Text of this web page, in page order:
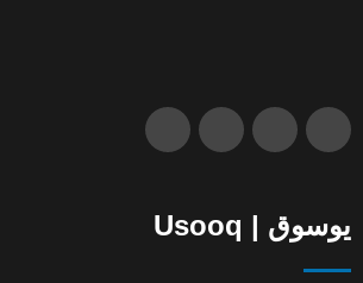
يوسوق | Usooq